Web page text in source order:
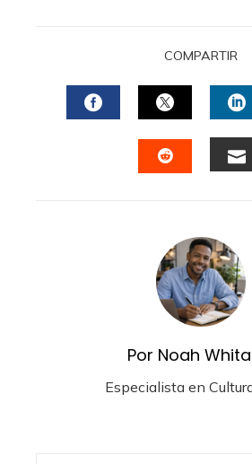
COMPARTIR
FACEBOOKTWITTER
Por Noah
Especialista en